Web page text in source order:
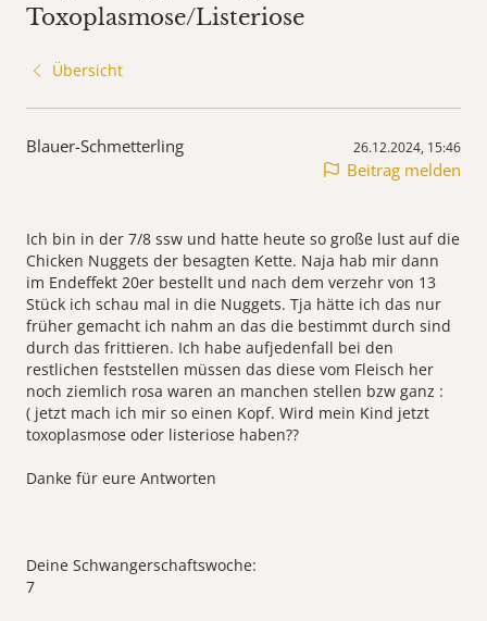
Toxoplasmose/Listeriose
Übersicht
Blauer-Schmetterling 26.12.2024, 15:46
Beitrag melden
Ich bin in der 7/8 ssw und hatte heute so große lust auf die
Chicken Nuggets der besagten Kette. Naja hab mir dann
im Endeffekt 20er bestellt und nach dem verzehr von 13
Stück ich schau mal in die Nuggets. Tja hätte ich das nur
früher gemacht ich nahm an das die bestimmt durch sind
durch das frittieren. Ich habe aufjedenfall bei den
restlichen feststellen müssen das diese vom Fleisch her
noch ziemlich rosa waren an manchen stellen bzw ganz :
( jetzt mach ich mir so einen Kopf. Wird mein Kind jetzt
toxoplasmose oder listeriose haben??
Danke für eure Antworten
Deine Schwangerschaftswoche: